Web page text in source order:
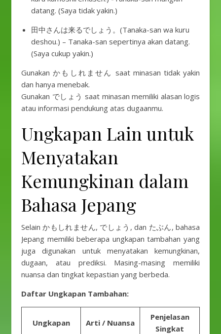
datang. (Saya tidak yakin.)
田中さんは来るでしょう。(Tanaka-san wa kuru
deshou.) – Tanaka-san sepertinya akan datang.
(Saya cukup yakin.)
Gunakan かもしれません saat minasan tidak yakin
dan hanya menebak.
Gunakan でしょう saat minasan memiliki alasan logis
atau informasi pendukung atas dugaanmu.
Ungkapan Lain untuk
Menyatakan
Kemungkinan dalam
Bahasa Jepang
Selain かもしれません, でしょう, dan たぶん, bahasa
Jepang memiliki beberapa ungkapan tambahan yang
juga digunakan untuk menyatakan kemungkinan,
dugaan, atau prediksi. Masing-masing memiliki
nuansa dan tingkat kepastian yang berbeda.
Daftar Ungkapan Tambahan:
Ungkapan Arti / Nuansa
Penjelasan
Singkat